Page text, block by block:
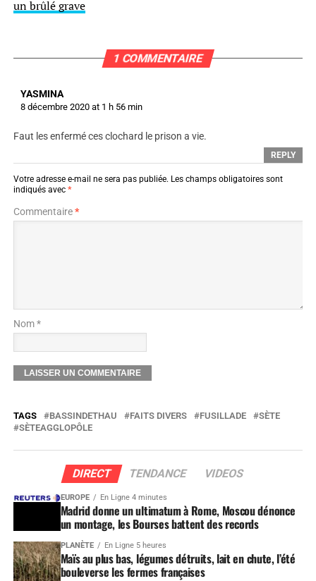
un brûlé grave
1 COMMENTAIRE
YASMINA
8 décembre 2020 at 1 h 56 min
Faut les enfermé ces clochard le prison a vie.
REPLY
Votre adresse e-mail ne sera pas publiée. Les champs obligatoires sont
indiqués avec *
Commentaire*
Nom *
TAGS BASSINDETHAU FAITS DIVERS FUSILLADE
SÈTE
SÈTEAGGLOPÔLE
DIRECT TENDANCE VIDEOS
EUROPE En Ligne 4 minutes
Madrid donne un ultimatum à Rome, Moscou dénonce
un montage, les Bourses battent des records
PLANÈTE En Ligne 5 heures
Maïs au plus bas, légumes détruits, lait en chute, l’été
bouleverse les fermes françaises